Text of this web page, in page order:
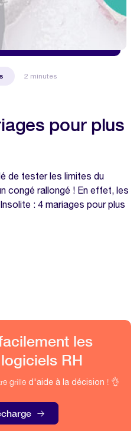
2 minutes
pour plus
de tester les limites du
congé rallongé ! En effet, les
: 4 mariages pour plus
les
RH
grille d'aide à la décision ! 👌